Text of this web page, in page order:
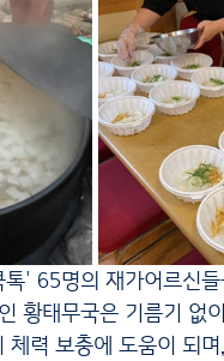
' 65명의 재가어르신
황태무국은 기름기 없
체력 보충에 도움이 되